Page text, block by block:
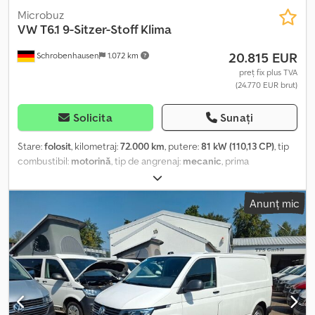
Schrobenhausen 1.072 km
Microbuz
VWT6.1 9-Sitzer-Stoff Klima
20.815 EUR
preț fix plus TVA
(24.770 EUR brut)
Solicita Sunați
Stare:folosit, kilometraj:72.000 km, putere:81 kW (110,13 CP), tip
combustibil: motorină, tip de angrenaj: mecanic, prima
, clasă de emisii:
de locuri:9, Dotări:ABS, aer condiționat, filtru de particule,
program electronic de stabilitate (ESP), sistem de imobilizare,
închidere centralizată
, Servodirecție, geamuri electrice, oglinzi
exterioare încălzite, radio, încălzitor suplimentar, primul proprietar,
istoric de service complet, stare foarte bună, livrare în toată țara
295 EUR + TVA, cârlig de remorcare inclus cu montaj 790 EUR +
TVA. Nu există lucrări de reparații restante, vehicul verificat în
service. Test drive disponibil la cerere, livrare în toată țara 295 EUR
+ TVA. Credpfxezrqvkj Ahgof Nr.: 716 Program: Luni-Vineri 8:00-
Anunț mic